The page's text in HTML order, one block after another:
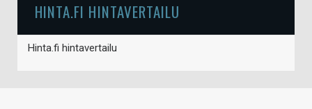
HINTA.FI HINTAVERTAILU
Hinta.fi hintavertailu